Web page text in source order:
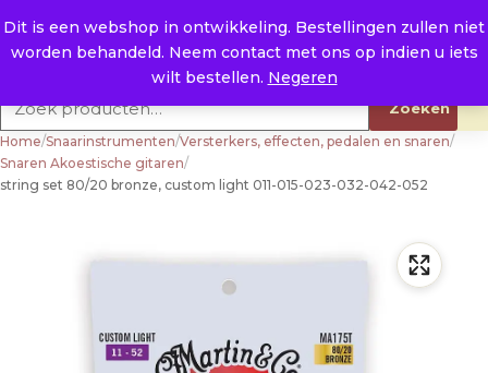
Dit is een webshop in ontwikkeling. Bestellingen zullen niet
worden behandeld. Neem contact met ons op indien u iets
wilt bestellen. Negeren
E. info@raysland.nl
Productcategorieën
Zoeken
Home/Snaarinstrumenten/Versterkers, effecten, pedalen en snaren/
Snaren Akoestische gitaren/
string set 80/20 bronze, custom light 011-015-023-032-042-052